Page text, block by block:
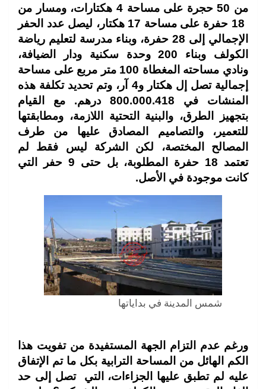
من 50 حجرة على مساحة 4 هكتارات، ومسار من
18 حفرة على مساحة 17 هكتار، ليصل عدد الحفر
الإجمالي إلى 28 حفرة، وبناء مدرسة لتعليم رياضة
الكولف وبناء 200 وحدة سكنية ودار الضيافة،
ونادي مساحته المغطاة 100 متر مربع على مساحة
إجمالية تصل إل هكتار و4 آر، وتم تحديد تكلفة هذه
المنشات في
800.000.418 درهم. مع القيام
بتجهيز الطرق، والبنية التحتية اللازمة، ومطابقتها
للتعمير، والتصاميم المصادق عليها من طرف
المصالح المختصة، لكن الشركة ليس فقط لم
تعتمد 18 حفرة المطلوبة، بل حتى 9 حفر التي
كانت موجودة في الأصل.
شمس المدينة في بداياتها
ورغم عدم التزام الجهة المستفيدة من تفويت هذا
الكم الهائل من المساحة الترابية بكل ما تم الإتفاق
عليه لم تطبق عليها الجزاءات، التي تصل إلى حد